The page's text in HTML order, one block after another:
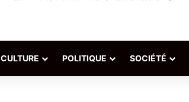
CULTURE POLITIQUE SOCIÉTÉ